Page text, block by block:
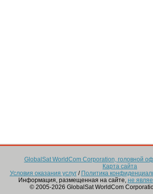
GlobalSat WorldCom Corporation, головной
Карта сайта
Условия оказания услуг/ Политика
Информация, размещенная на сайте, не
© 2005-2026 GlobalSat WorldCom